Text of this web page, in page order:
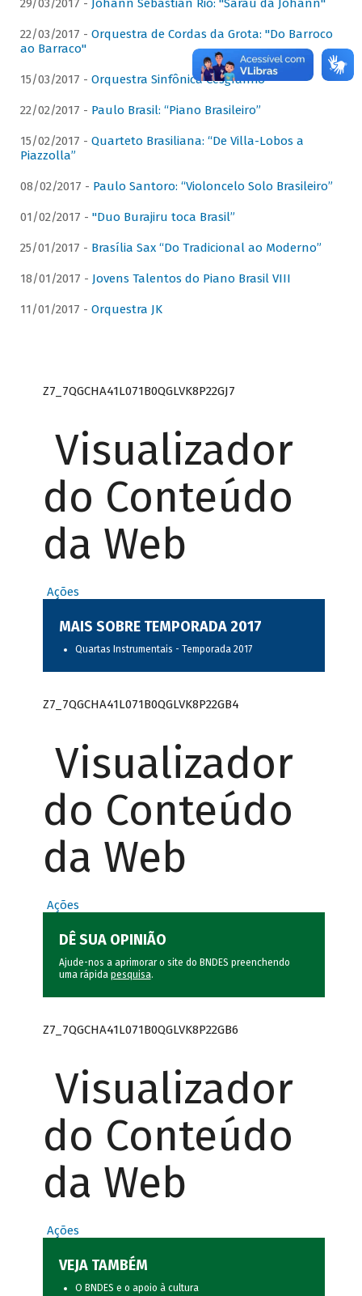
29/03/2017 - Johann Sebastian Rio: "Sarau da Johann"
22/03/2017 - Orquestra de Cordas da Grota: "Do Barroco
ao Barraco"
15/03/2017 - Orquestra Sinfônica Cesgranrio
22/02/2017 - Paulo Brasil: “Piano Brasileiro”
15/02/2017 - Quarteto Brasiliana: “De Villa-Lobos a
Piazzolla”
08/02/2017 - Paulo Santoro: “Violoncelo Solo Brasileiro”
01/02/2017 - "Duo Burajiru toca Brasil”
25/01/2017 - Brasília Sax “Do Tradicional ao Moderno”
18/01/2017 - Jovens Talentos do Piano Brasil VIII
11/01/2017 - Orquestra JK
Z7_7QGCHA41L071B0QGLVK8P22GJ7
Visualizador
do Conteúdo
da Web
Ações
MAIS SOBRE TEMPORADA 2017
Quartas Instrumentais - Temporada 2017
Z7_7QGCHA41L071B0QGLVK8P22GB4
Visualizador
do Conteúdo
da Web
Ações
DÊ SUA OPINIÃO
Ajude-nos a aprimorar o site do BNDES preenchendo
uma rápida pesquisa.
Z7_7QGCHA41L071B0QGLVK8P22GB6
Visualizador
do Conteúdo
da Web
Ações
VEJA TAMBÉM
O BNDES e o apoio à cultura